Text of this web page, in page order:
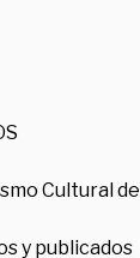
Cultural de
y publicados